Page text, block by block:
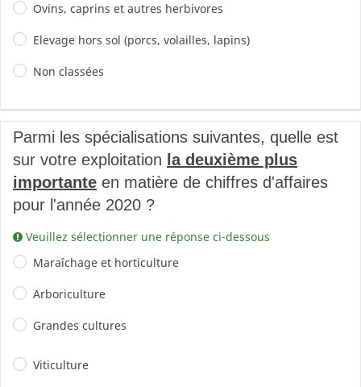
Ovins, caprins et autres herbivores
Elevage hors sol (porcs, volailles, lapins)
Non classées
Parmi les spécialisations suivantes, quelle est
sur votre exploitation la deuxième plus
importante en matière de chiffres d'affaires
pour l'année 2020 ?
Veuillez sélectionner une réponse ci-dessous
Maraîchage et horticulture
Arboriculture
Grandes cultures
Viticulture